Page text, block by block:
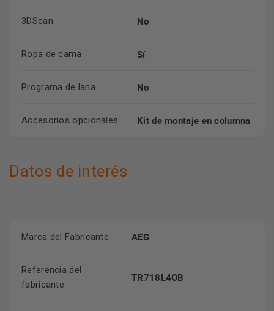
3DScan No
Ropa de cama Sí
Programa de lana No
Accesorios opcionales Kit de montaje en columna
Datos de interés
Marca del Fabricante AEG
Referencia del
fabricante
TR718L4OB